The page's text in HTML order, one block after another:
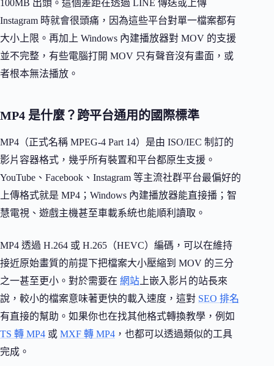
100MB 出頭。這個差距在透過 LINE 傳送或上傳
Instagram 時就會很頭痛，因為這些平台對單一檔案都有
大小上限。再加上 Windows 內建播放器對 MOV 的支援
並不完整，有些電腦打開 MOV 只有聲音沒有畫面，或
者根本無法播放。
MP4 是什麼？跨平台通用的國際標準
MP4（正式名稱 MPEG-4 Part 14）是由 ISO/IEC 制訂的
影片容器格式，幾乎所有裝置和平台都原生支援。
YouTube、Facebook、Instagram 等主流社群平台最偏好的
上傳格式就是 MP4；Windows 內建播放器能直接播；智
慧電視、遊戲主機甚至車載系統也能順利讀取。
MP4 透過 H.264 或 H.265（HEVC）編碼，可以在維持
接近原始畫質的前提下把檔案大小壓縮到 MOV 的三分
之一甚至更小。對於需要在 網站 上嵌入影片的站長來
說，較小的檔案意味著更快的載入速度，這對 SEO 排名
有直接的幫助。如果你也在找其他格式轉換教學，例如
TS 轉 MP4 或 MXF 轉 MP4 ，也都可以透過類似的工具
完成。